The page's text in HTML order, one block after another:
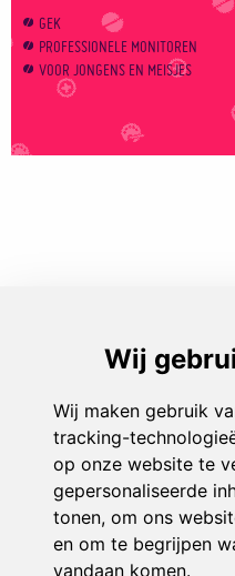
GEK
PROFESSIONELE MONITOREN
VOOR JONGENS EN MEISJES
Aanbod
Events